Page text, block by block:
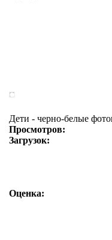
Дети - черно-белые
Просмотров:
Загрузок:
Оценка: